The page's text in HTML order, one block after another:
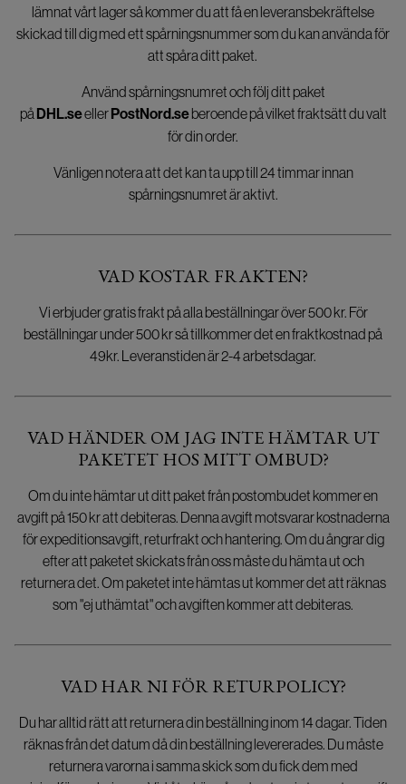
lämnat vårt lager så kommer du att få en leveransbekräftelse
skickad till dig med ett spårningsnummer som du kan använda för
att spåra ditt paket.
Använd spårningsnumret och följ ditt paket
på DHL.seellerPostNord.seberoende på vilket fraktsätt du valt
för din order.
Vänligen notera att det kan ta upp till 24 timmar innan
spårningsnumret är aktivt.
VAD KOSTAR FRAKTEN?
Vi erbjuder gratis frakt på alla beställningar över 500 kr. För
beställningar under 500 kr så tillkommer det en fraktkostnad på
49kr. Leveranstiden är 2-4 arbetsdagar.
VAD HÄNDER OM JAG INTE HÄMTAR UT
PAKETET HOS MITT OMBUD?
Om du inte hämtar ut ditt paket från postombudet kommer en
avgift på 150 kr att debiteras. Denna avgift motsvarar kostnaderna
för expeditionsavgift, returfrakt och hantering. Om du ångrar dig
efter att paketet skickats från oss måste du hämta ut och
returnera det. Om paketet inte hämtas ut kommer det att räknas
som "ej uthämtat" och avgiften kommer att debiteras.
VAD HAR NI FÖR RETURPOLICY?
Du har alltid rätt att returnera din beställning inom 14 dagar. Tiden
räknas från det datum då din beställning levererades. Du måste
returnera varorna i samma skick som du fick dem med